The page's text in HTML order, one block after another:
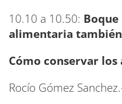
10.10 a 10.50: Boque
alimentaria también
Cómo conservar los
Rocío Gómez